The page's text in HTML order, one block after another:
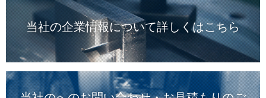
当社の企業情報について詳しくはこちら